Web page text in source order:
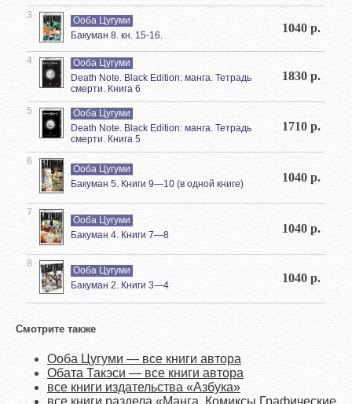
3
Ооба Цугуми
Бакуман 8. кн. 15-16.
1040 р.
4
Ооба Цугуми
Death Note. Black Edition: манга. Тетрадь
смерти. Книга 6
1830 р.
5
Ооба Цугуми
Death Note. Black Edition: манга. Тетрадь
смерти. Книга 5
1710 р.
6
Ооба Цугуми
Бакуман 5. Книги 9—10 (в одной книге)
1040 р.
7
Ооба Цугуми
Бакуман 4. Книги 7—8
1040 р.
8
Ооба Цугуми
Бакуман 2. Книги 3—4
1040 р.
Смотрите также
Ооба Цугуми — все книги автора
Обата Такэси — все книги автора
все книги издательства «Азбука»
все книги раздела «Манга. Комиксы.Графические